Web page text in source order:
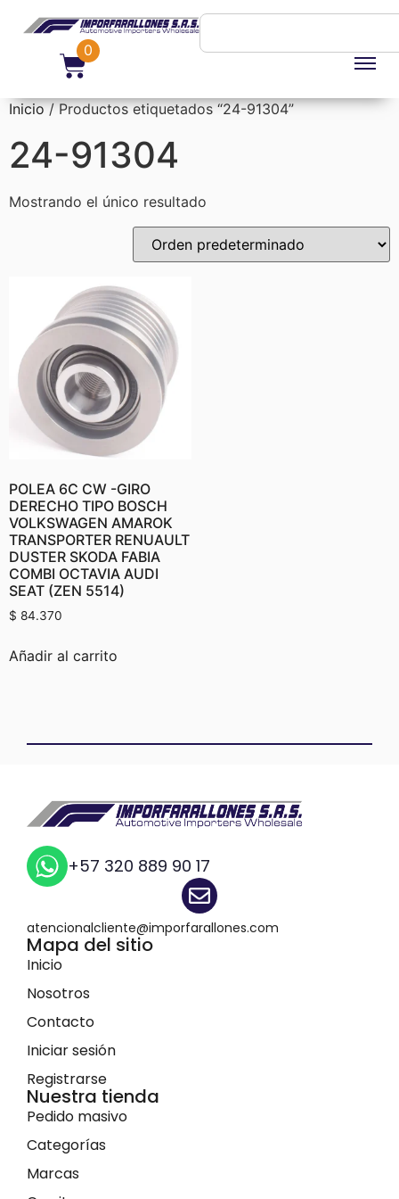
0
Inicio/ Productos etiquetados “24-91304”
24-91304
Mostrando el único resultado
POLEA 6C CW -GIRO
DERECHO TIPO BOSCH
VOLKSWAGEN AMAROK
TRANSPORTER RENUAULT
DUSTER SKODA FABIA
COMBI OCTAVIA AUDI
SEAT (ZEN 5514)
$ 84.370
Añadir al carrito
+57 320 889 90 17
atencionalcliente@imporfarallones.com
Mapa del sitio
Inicio
Nosotros
Contacto
Iniciar sesión
Registrarse
Nuestra tienda
Pedido masivo
Categorías
Marcas